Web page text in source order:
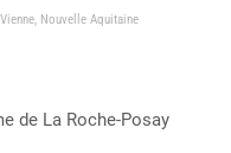
, Nouvelle Aquitaine
de La Roche-Posay